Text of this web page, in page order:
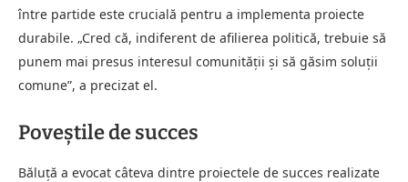
între partide este crucială pentru a implementa proiecte
durabile. „Cred că, indiferent de afilierea politică, trebuie să
punem mai presus interesul comunității și să găsim soluții
comune”, a precizat el.
Poveștile de succes
Băluță a evocat câteva dintre proiectele de succes realizate